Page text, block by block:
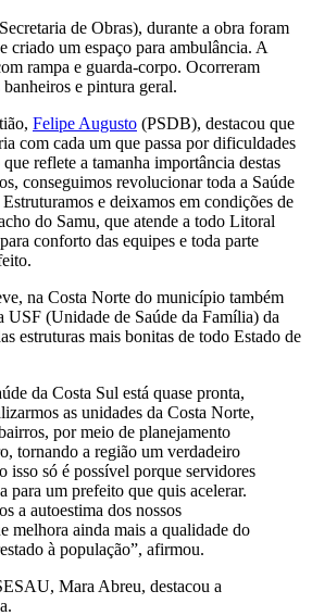
de Obras), durante a obra foram
criado um espaço para ambulância. A
rampa e guarda-corpo. Ocorreram
e pintura geral.
Felipe Augusto (PSDB), destacou que
com cada um que passa por dificuldades
reflete a tamanha importância destas
conseguimos revolucionar toda a Saúde
e deixamos em condições de
do Samu, que atende a todo Litoral
conforto das equipes e toda parte
na Costa Norte do município também
USF (Unidade de Saúde da Família) da
estruturas mais bonitas de todo Estado de
da Costa Sul está quase pronta,
as unidades da Costa Norte,
por meio de planejamento
tornando a região um verdadeiro
isso só é possível porque servidores
para um prefeito que quis acelerar.
a autoestima dos nossos
melhora ainda mais a qualidade do
à população”, afirmou.
Mara Abreu, destacou a